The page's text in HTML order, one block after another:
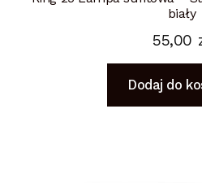
biały
55,00
Dodaj do